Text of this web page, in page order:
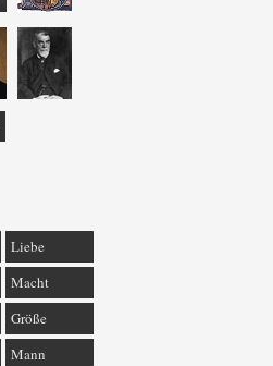
Liebe
Macht
Größe
Mann